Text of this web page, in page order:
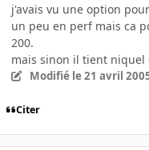
j'avais vu une option
un peu en perf mais ca
200.
mais sinon il tient niquel
Modifié le 21 avril
Citer